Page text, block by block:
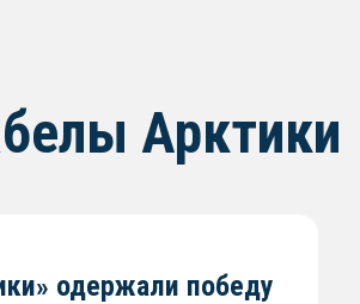
Арктики
одержали победу